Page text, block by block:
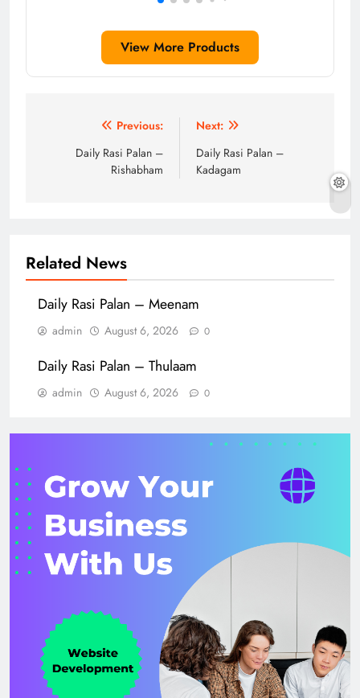
View More Products
Previous:
Daily Rasi Palan –
Rishabham
Next:
Daily Rasi Palan –
Kadagam
Related News
Daily Rasi Palan – Meenam
admin August 6, 2026 0
Daily Rasi Palan – Thulaam
admin August 6, 2026 0